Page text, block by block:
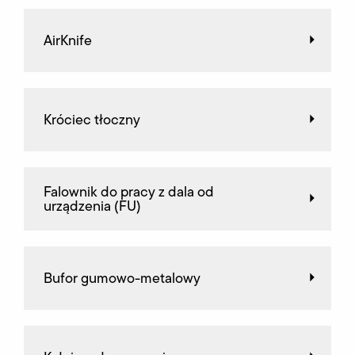
AirKnife
Króciec tłoczny
Falownik do pracy z dala od
urządzenia (FU)
Bufor gumowo-metalowy